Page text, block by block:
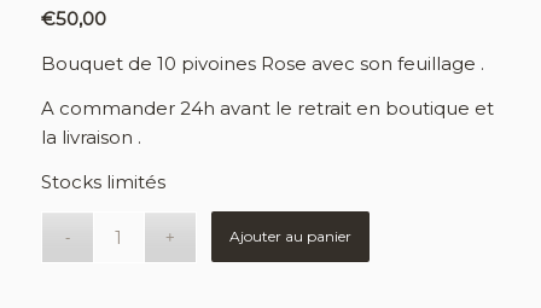
€50,00
Bouquet de 10 pivoines Rose avec son feuillage .
A commander 24h avant le retrait en boutique et
la livraison .
Stocks limités
Ajouter au panier